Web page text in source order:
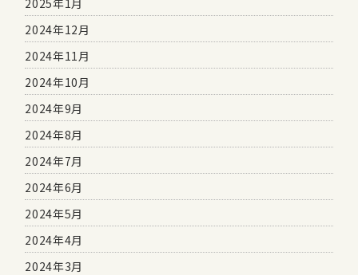
2024年12月
2024年11月
2024年10月
2024年9月
2024年8月
2024年7月
2024年6月
2024年5月
2024年4月
2024年3月